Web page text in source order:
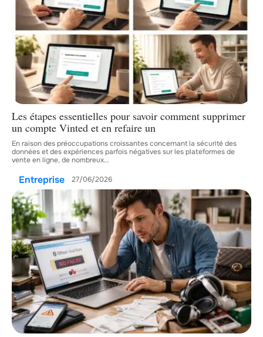
Les étapes essentielles pour savoir comment supprimer
un compte Vinted et en refaire un
En raison des préoccupations croissantes concernant la sécurité des
données et des expériences parfois négatives sur les plateformes de
vente en ligne, de nombreux…
Entreprise 27/06/2026